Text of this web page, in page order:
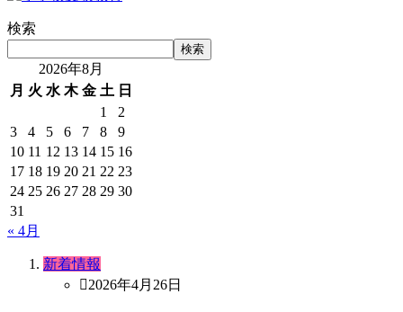
検索
検索
2026年8月
月 火 水 木 金 土 日
1
2
3
4 5 6 7 8
9
10 11 12 13 14 15 16
17 18 19 20 21 22 23
24 25 26 27 28 29 30
31
« 4月
新着情報
2026年4月26日